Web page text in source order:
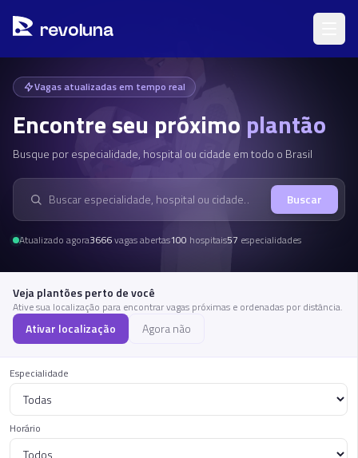
revoluna
Vagas atualizadas em tempo real
Encontre seu próximoplantão
Busque por especialidade, hospital ou cidade em todo o Brasil
Buscar hospital Buscar
Atualizado agora3666vagas abertas100 hospitais57 especialidades
Veja plantões perto de você
Ative sua localização para encontrar vagas próximas e ordenadas por distância.
Ativar localização Agora não
Especialidade
Horário